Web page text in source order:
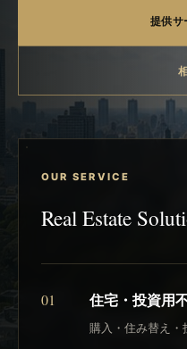
提供サ
OUR SERVICE
Real Estate
01 住宅・投資用
購入・住み替え・